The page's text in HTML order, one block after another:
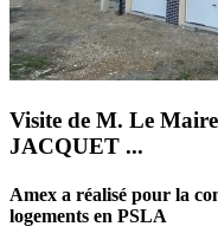
Visite de M. Le
JACQUET ...
Amex a réalisé pour la
logements en PSLA